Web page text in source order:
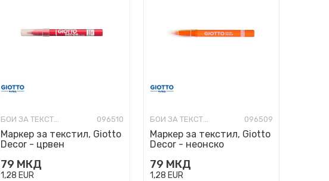
БОИ ЗА ТЕКСТИЛ 096510
Маркер за текстил, Giotto
Decor - црвен
79 МКД
1,28 EUR
БОИ ЗА ТЕКСТИЛ 096509
Маркер за текстил, Giotto
Decor - неонско
79 МКД
1,28 EUR